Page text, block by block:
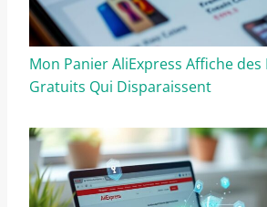
Mon Panier AliExpress Affiche
Gratuits Qui Disparaissent